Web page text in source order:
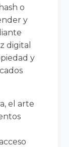
o
y
digital
y
el arte